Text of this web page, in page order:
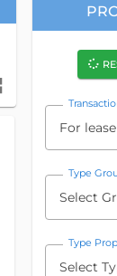
For lease
Type
Select
Type
Select